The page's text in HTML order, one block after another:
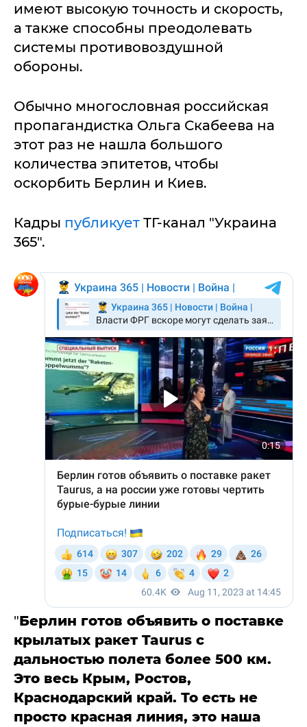
имеют высокую точность и скорость,
а также способны преодолевать
системы противовоздушной
обороны.
Обычно многословная российская
пропагандистка Ольга Скабеева на
этот раз не нашла большого
количества эпитетов, чтобы
оскорбить Берлин и Киев.
Кадры публикует ТГ-канал "Украина
365".
"Берлин готов объявить о поставке
крылатых ракет Taurus с
дальностью полета более 500 км.
Это весь Крым, Ростов,
Краснодарский край. То есть не
просто красная линия, это наша